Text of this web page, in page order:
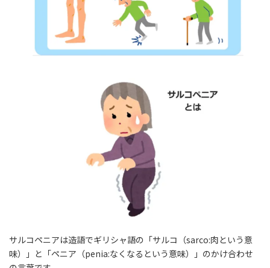
サルコペニアは造語でギリシャ語の「サルコ（sarco:肉という意
味）」と「ペニア（penia:なくなるという意味）」のかけ合わせ